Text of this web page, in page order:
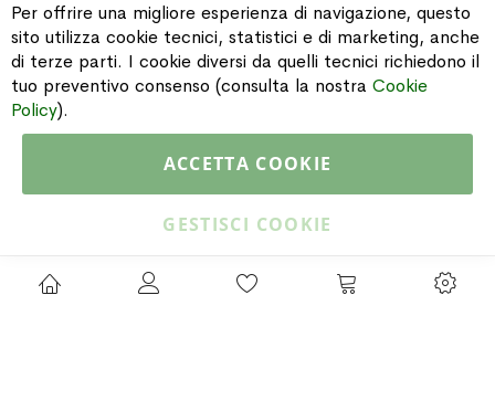
PAGAMENTI & SPEDIZIONI
CATALOGO
Copyright © 2015 Gioielleria Oreste Troso. All rights reserved. P. IVA
IT02064590751
Privacy Policy Cookie Policy
Per offrire una migliore esperienza di navigazione, questo
sito utilizza cookie tecnici, statistici e di marketing, anche
di terze parti. I cookie diversi da quelli tecnici richiedono il
tuo preventivo consenso (consulta la nostra Cookie
Policy).
ACCETTA COOKIE
GESTISCI COOKIE